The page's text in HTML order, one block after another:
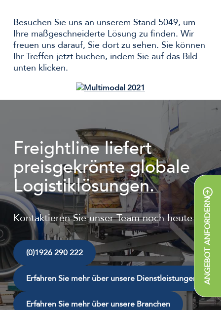
ANGEBOT ANFORDERN
Besuchen Sie uns an unserem Stand 5049, um
Ihre maßgeschneiderte Lösung zu finden. Wir
freuen uns darauf, Sie dort zu sehen. Sie können
Ihr Treffen jetzt buchen, indem Sie auf das Bild
unten klicken.
Freightline liefert
preisgekrönte globale
Logistiklösungen.
Kontaktieren Sie unser Team noch heute
(0)1926 290 222
Erfahren Sie mehr über unsere Dienstleistungen
Erfahren Sie mehr über unsere Branchen